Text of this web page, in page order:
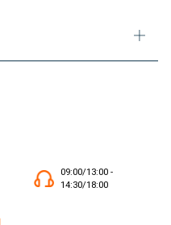
09:00/13:00 -
14:30/18:00